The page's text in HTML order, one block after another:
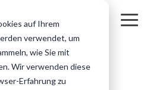
auf Ihrem
verwendet, um
wie Sie mit
Wir verwenden diese
Erfahrung zu
Die finale Mahnung
B2B Inkasso
Unternehmen
(B2B)
Alles auf einen Blick
Vorteile